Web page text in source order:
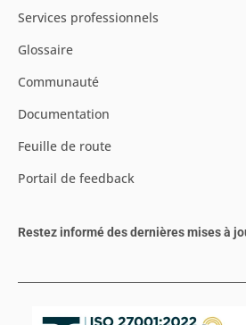
Services professionnels
Glossaire
Communauté
Documentation
Feuille de route
Portail de feedback
Restez informé des dernières mises à